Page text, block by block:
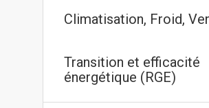
Climatisation, Froid,
Transition et efficacité
énergétique (RGE)